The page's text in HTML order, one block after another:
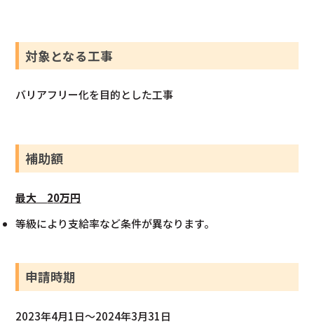
対象となる工事
バリアフリー化を目的とした工事
補助額
最大 20万円
等級により支給率など条件が異なります。
申請時期
2023年4月1日～2024年3月31日